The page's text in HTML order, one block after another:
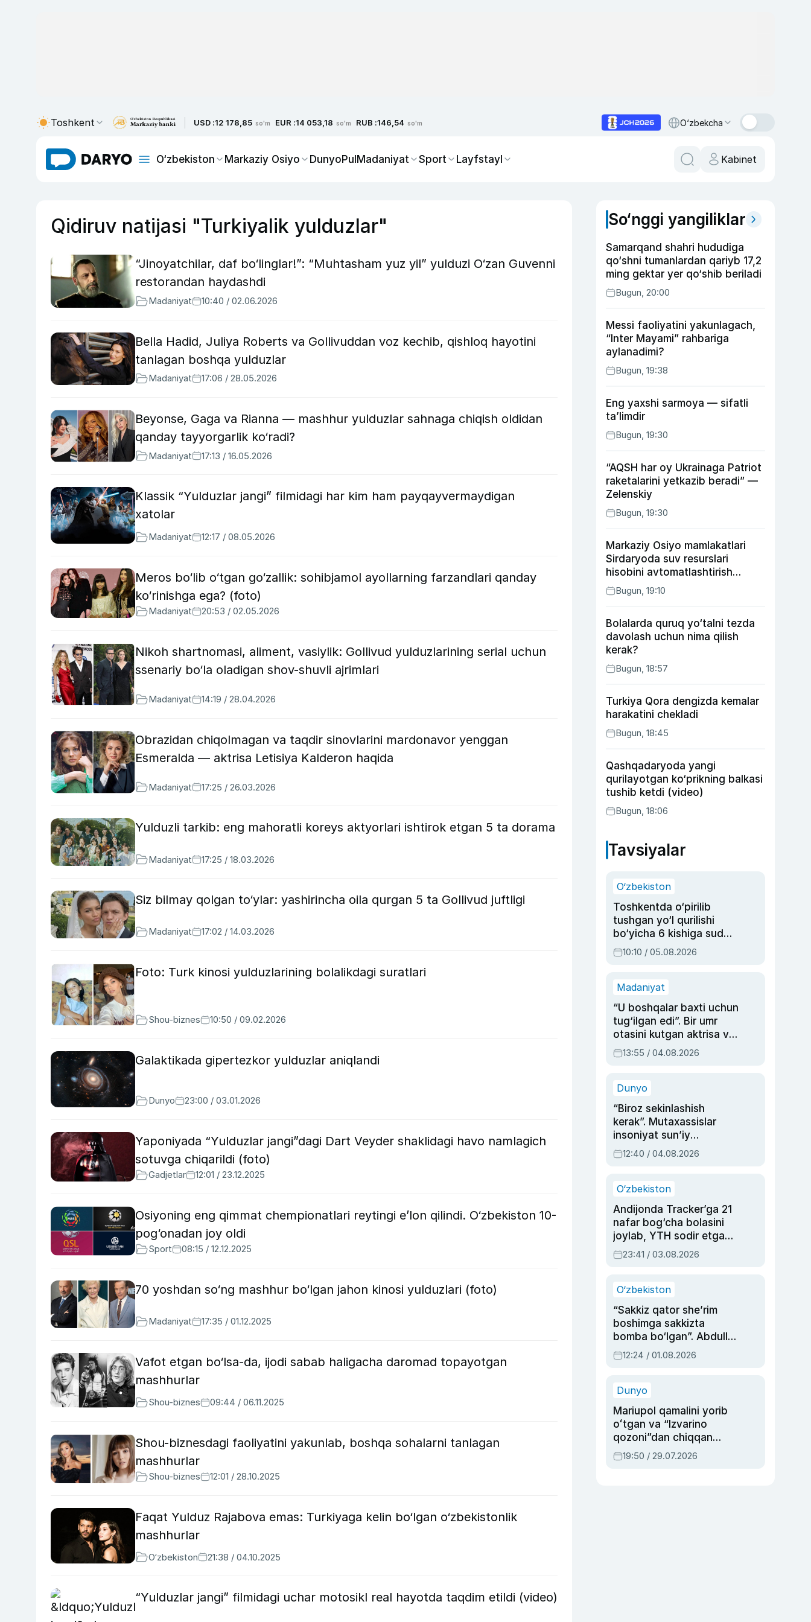
Toshkent USD :12 178,85 so'm EUR :14 053,18 so'm RUB :146,54 so'm O‘zbekcha
O‘zbekiston Markaziy Osiyo DunyoPulMadaniyat Sport Layfstayl Kabinet
Qidiruv natijasi "Turkiyalik yulduzlar"
“Jinoyatchilar, daf bo‘linglar!”: “Muhtasham yuz yil” yulduzi O‘zan Guvenni
restorandan haydashdi
Madaniyat 10:40 / 02.06.2026
Bella Hadid, Juliya Roberts va Gollivuddan voz kechib, qishloq hayotini
tanlagan boshqa yulduzlar
Madaniyat 17:06 / 28.05.2026
Beyonse, Gaga va Rianna — mashhur yulduzlar sahnaga chiqish oldidan
qanday tayyorgarlik ko‘radi?
Madaniyat 17:13 / 16.05.2026
Klassik “Yulduzlar jangi” filmidagi har kim ham payqayvermaydigan
xatolar
Madaniyat 12:17 / 08.05.2026
Meros bo‘lib o‘tgan go‘zallik: sohibjamol ayollarning farzandlari qanday
ko‘rinishga ega? (foto)
Madaniyat 20:53 / 02.05.2026
Nikoh shartnomasi, aliment, vasiylik: Gollivud yulduzlarining serial uchun
ssenariy bo‘la oladigan shov-shuvli ajrimlari
Madaniyat 14:19 / 28.04.2026
Obrazidan chiqolmagan va taqdir sinovlarini mardonavor yenggan
Esmeralda — aktrisa Letisiya Kalderon haqida
Madaniyat 17:25 / 26.03.2026
Yulduzli tarkib: eng mahoratli koreys aktyorlari ishtirok etgan 5 ta dorama
Madaniyat 17:25 / 18.03.2026
Siz bilmay qolgan to‘ylar: yashirincha oila qurgan 5 ta Gollivud juftligi
Madaniyat 17:02 / 14.03.2026
Foto: Turk kinosi yulduzlarining bolalikdagi suratlari
Shou-biznes 10:50 / 09.02.2026
Galaktikada gipertezkor yulduzlar aniqlandi
Dunyo 23:00 / 03.01.2026
Yaponiyada “Yulduzlar jangi”dagi Dart Veyder shaklidagi havo namlagich
sotuvga chiqarildi (foto)
Gadjetlar 12:01 / 23.12.2025
Osiyoning eng qimmat chempionatlari reytingi e’lon qilindi. O‘zbekiston 10-
pog‘onadan joy oldi
Sport 08:15 / 12.12.2025
70 yoshdan so‘ng mashhur bo‘lgan jahon kinosi yulduzlari (foto)
Madaniyat 17:35 / 01.12.2025
Vafot etgan bo‘lsa-da, ijodi sabab haligacha daromad topayotgan
mashhurlar
Shou-biznes 09:44 / 06.11.2025
Shou-biznesdagi faoliyatini yakunlab, boshqa sohalarni tanlagan
mashhurlar
Shou-biznes 12:01 / 28.10.2025
Faqat Yulduz Rajabova emas: Turkiyaga kelin bo‘lgan o‘zbekistonlik
mashhurlar
O‘zbekiston 21:38 / 04.10.2025
“Yulduzlar jangi” filmidagi uchar motosikl real hayotda taqdim etildi (video)
So‘nggi yangiliklar
Samarqand shahri hududiga
qo‘shni tumanlardan qariyb 17,2
ming gektar yer qo‘shib beriladi
Bugun, 20:00
Messi faoliyatini yakunlagach,
“Inter Mayami” rahbariga
aylanadimi?
Bugun, 19:38
Eng yaxshi sarmoya — sifatli
ta’limdir
Bugun, 19:30
“AQSH har oy Ukrainaga Patriot
raketalarini yetkazib beradi” —
Zelenskiy
Bugun, 19:30
Markaziy Osiyo mamlakatlari
Sirdaryoda suv resurslari
hisobini avtomatlashtirish
rejasini ishlab chiqishni
ma’qulladi
Bugun, 19:10
Bolalarda quruq yo‘talni tezda
davolash uchun nima qilish
kerak?
Bugun, 18:57
Turkiya Qora dengizda kemalar
harakatini chekladi
Bugun, 18:45
Qashqadaryoda yangi
qurilayotgan ko‘prikning balkasi
tushib ketdi (video)
Bugun, 18:06
Tavsiyalar
O‘zbekiston
Toshkentda o‘pirilib
tushgan yo‘l qurilishi
bo‘yicha 6 kishiga sud
hukmi o‘qildi
10:10 / 05.08.2026
Madaniyat
“U boshqalar baxti uchun
tug‘ilgan edi”. Bir umr
otasini kutgan aktrisa va
dublyaj ustasi Rimma
Ahmedovaning
13:55 / 04.08.2026
Dunyo
“Biroz sekinlashish
kerak”. Mutaxassislar
insoniyat sun’iy
intellektni boshqara
olmay qolishidan xavotir
12:40 / 04.08.2026
O‘zbekiston
Andijonda Tracker’ga 21
nafar bog‘cha bolasini
joylab, YTH sodir etgan
ayolga sud hukmi o‘qildi
23:41 / 03.08.2026
O‘zbekiston
“Sakkiz qator she’rim
boshimga sakkizta
bomba bo‘lgan”. Abdulla
Oripovni siyosiy
ayblovlardan asrab
12:24 / 01.08.2026
Dunyo
Mariupol qamalini yorib
oʻtgan va “Izvarino
qozoni”dan chiqqan
qahramon — Ukraina
armiyasi bosh
19:50 / 29.07.2026